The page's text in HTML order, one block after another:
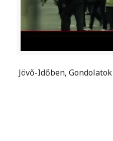
Jövő-Időben,